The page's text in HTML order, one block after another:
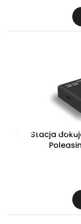
Raty 0% Gratis
Stacja